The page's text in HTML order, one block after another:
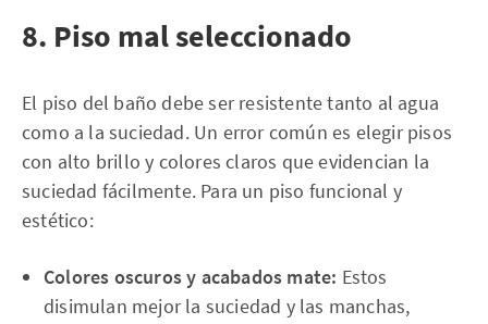
8. Piso mal seleccionado
El piso del baño debe ser resistente tanto al agua
como a la suciedad. Un error común es elegir pisos
con alto brillo y colores claros que evidencian la
suciedad fácilmente. Para un piso funcional y
estético:
Colores oscuros y acabados mate: Estos
disimulan mejor la suciedad y las manchas,